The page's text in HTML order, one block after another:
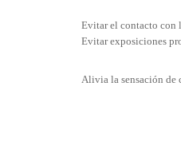
Evitar el contacto con
Evitar exposiciones
Alivia la sensación de